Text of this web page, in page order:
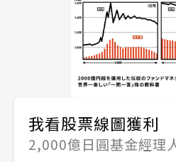
我看股票線圖獲利
2,000億日圓基金經理